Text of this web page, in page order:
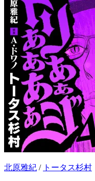
北原雅紀 / トータス杉村